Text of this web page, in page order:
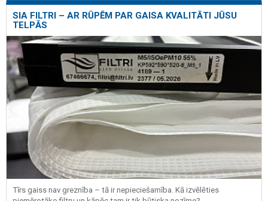
SIA FILTRI – AR RŪPĒM PAR GAISA KVALITĀTI JŪSU
TELPĀS
Tīrs gaiss nav greznība – tā ir nepieciešamība. Kā izvēlēties